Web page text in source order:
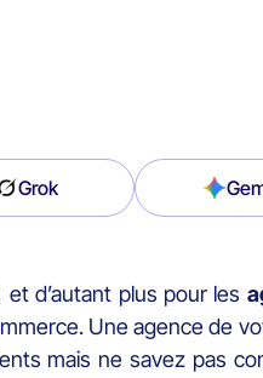
Grok
d’autant plus pour les
Une agence de
mais ne savez pas